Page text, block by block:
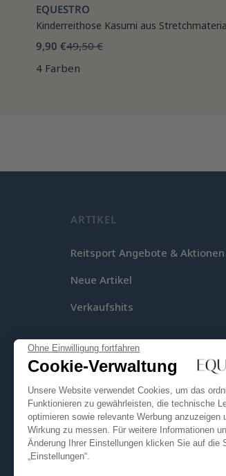
Ohne Einwilligung fortfahren
Cookie-Verwaltung
Unsere Website verwendet Cookies, um das
Funktionieren zu gewährleisten, die technische
optimieren sowie relevante Werbung anzuzeigen
Wirkung zu messen. Für weitere Informationen
Änderung Ihrer Einstellungen klicken Sie auf die
„Einstellungen“.
EQUESTRO
Kinderreithose Kasumi aus
9,90 €49,50 €
4 Farben
ARTIKEL
Reitsport Angebote & Aktionen
Neue Artikel
Verkaufshits